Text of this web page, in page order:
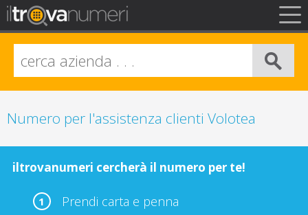
FAQ
Privacy
Info Legali
Numero per l'assistenza clienti Volotea
iltrovanumeri cercherà il numero per te!
1 Prendi carta e penna